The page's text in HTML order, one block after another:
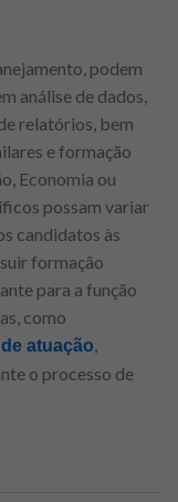
podem
análise de dados,
relatórios, bem
e formação
Economia ou
possam variar
candidatos às
formação
para a função
como
atuação
o processo de